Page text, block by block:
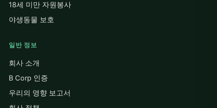
18세 미만 자원봉사
야생동물 보호
일반 정보
회사 소개
B Corp 인증
우리의 영향 보고서